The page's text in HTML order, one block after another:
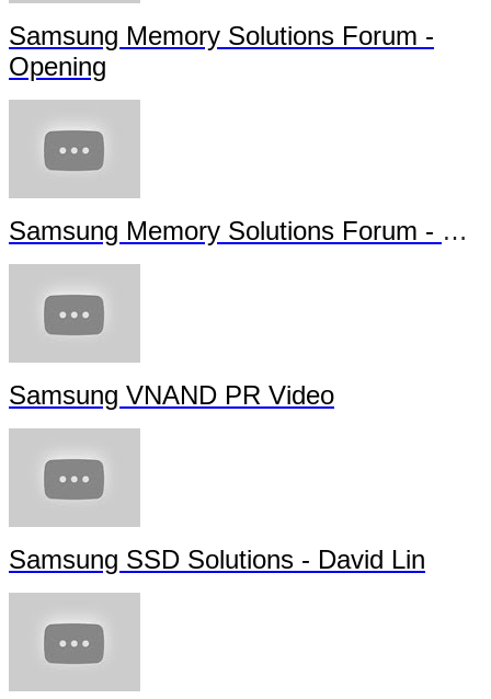
Samsung Memory Solutions Forum -
Opening
Samsung Memory Solutions Forum - Future Technology
Samsung VNAND PR Video
Samsung SSD Solutions - David Lin